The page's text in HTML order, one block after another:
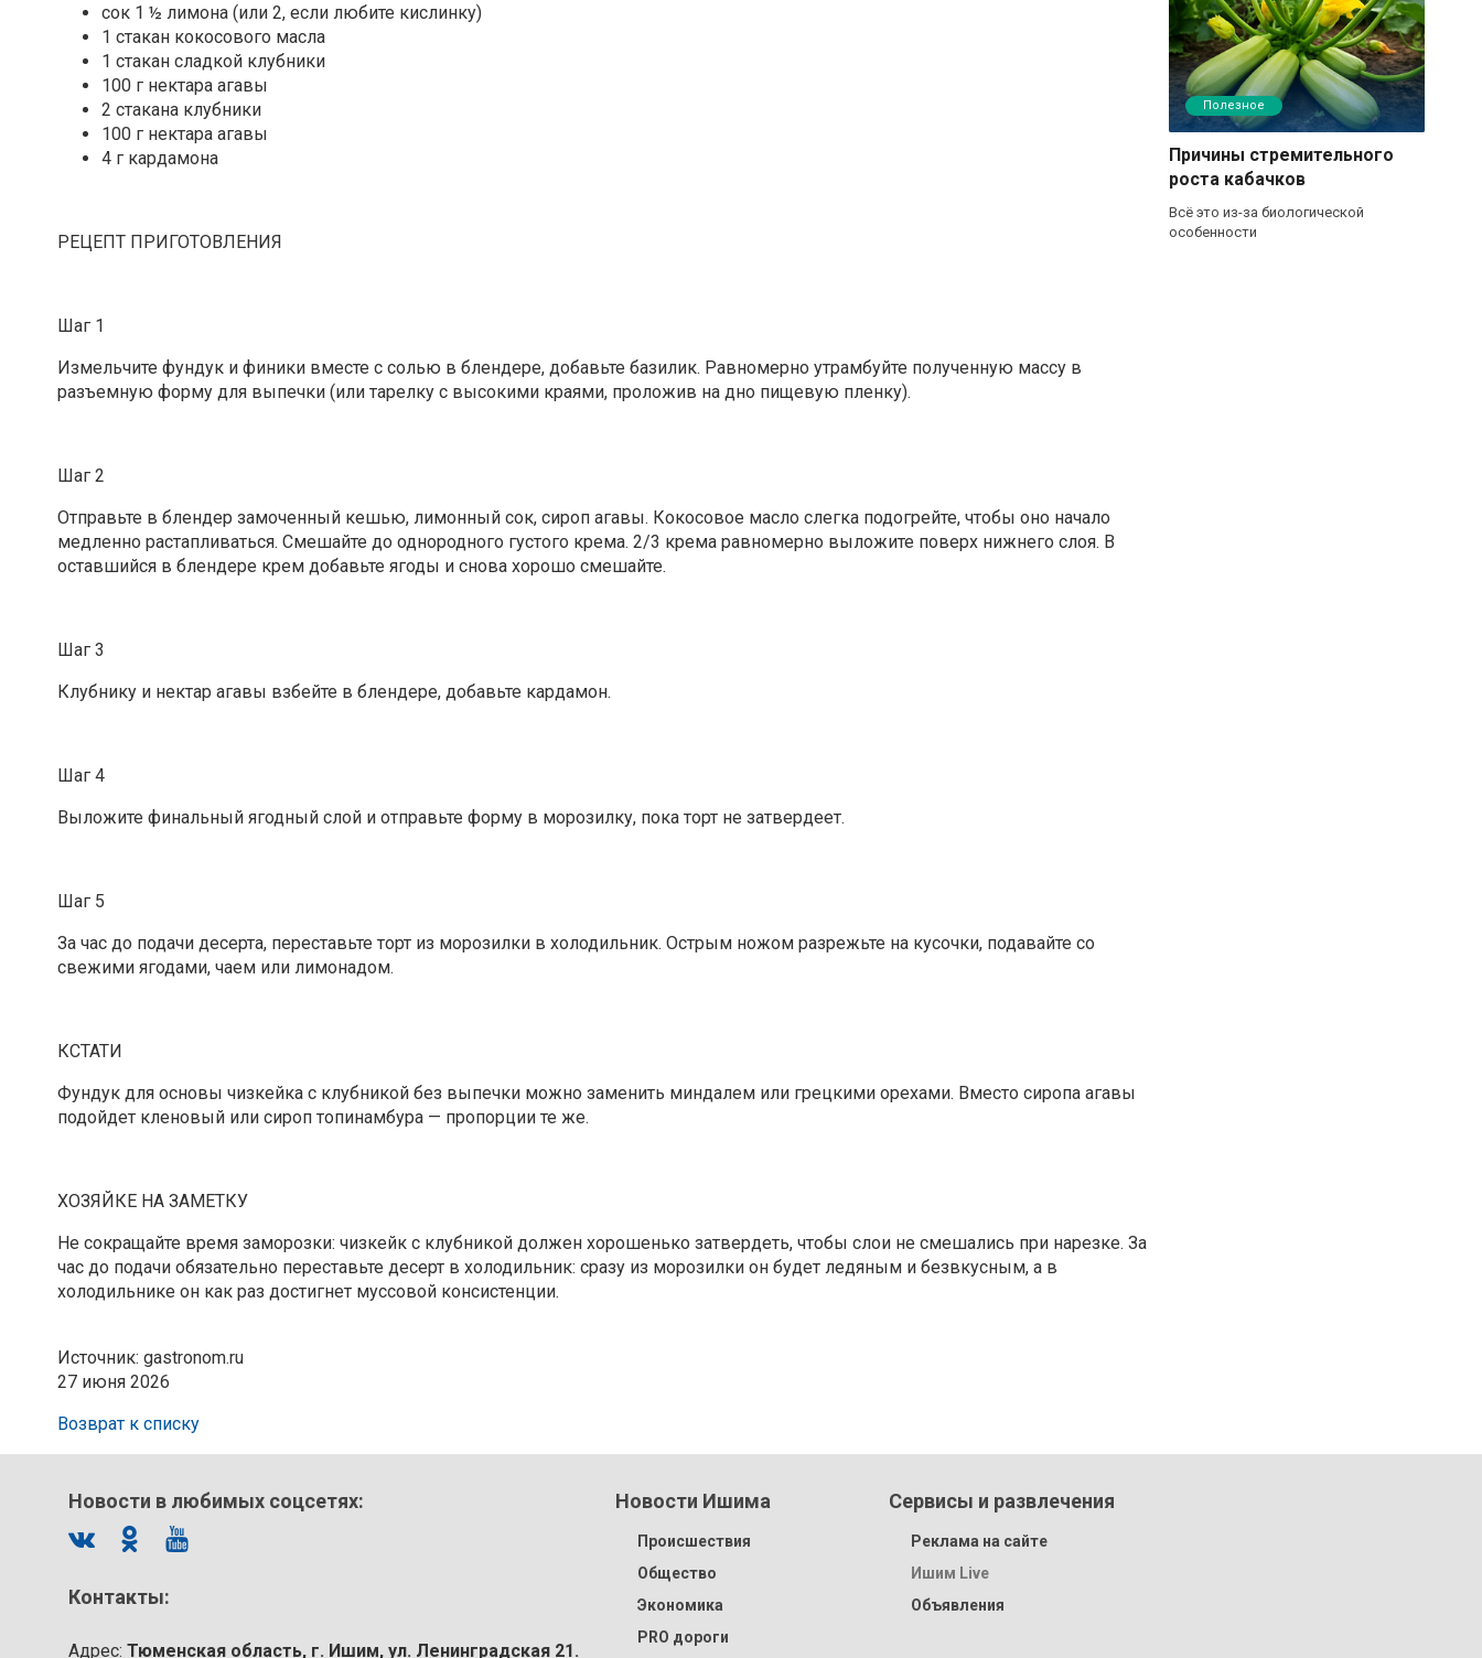
сок 1 ½ лимона (или 2, если любите кислинку)
1 стакан кокосового масла
1 стакан сладкой клубники
100 г нектара агавы
2 стакана клубники
100 г нектара агавы
4 г кардамона
РЕЦЕПТ ПРИГОТОВЛЕНИЯ
Шаг 1
Измельчите фундук и финики вместе с солью в блендере, добавьте базилик. Равномерно утрамбуйте полученную массу в
разъемную форму для выпечки (или тарелку с высокими краями, проложив на дно пищевую пленку).
Шаг 2
Отправьте в блендер замоченный кешью, лимонный сок, сироп агавы. Кокосовое масло слегка подогрейте, чтобы оно начало
медленно растапливаться. Смешайте до однородного густого крема. 2/3 крема равномерно выложите поверх нижнего слоя. В
оставшийся в блендере крем добавьте ягоды и снова хорошо смешайте.
Шаг 3
Клубнику и нектар агавы взбейте в блендере, добавьте кардамон.
Шаг 4
Выложите финальный ягодный слой и отправьте форму в морозилку, пока торт не затвердеет.
Шаг 5
За час до подачи десерта, переставьте торт из морозилки в холодильник. Острым ножом разрежьте на кусочки, подавайте со
свежими ягодами, чаем или лимонадом.
КСТАТИ
Фундук для основы чизкейка с клубникой без выпечки можно заменить миндалем или грецкими орехами. Вместо сиропа агавы
подойдет кленовый или сироп топинамбура — пропорции те же.
ХОЗЯЙКЕ НА ЗАМЕТКУ
Не сокращайте время заморозки: чизкейк с клубникой должен хорошенько затвердеть, чтобы слои не смешались при нарезке. За
час до подачи обязательно переставьте десерт в холодильник: сразу из морозилки он будет ледяным и безвкусным, а в
холодильнике он как раз достигнет муссовой консистенции.
Источник: gastronom.ru
27 июня 2026
Возврат к списку
Полезное
Причины стремительного
роста кабачков
Всё это из-за биологической
особенности
Новости в любимых соцсетях:
Контакты:
Адрес: Тюменская область, г. Ишим, ул. Ленинградская 21.
Новости Ишима
Происшествия
Общество
Экономика
PRO дороги
Сервисы и развлечения
Реклама на сайте
Ишим Live
Объявления